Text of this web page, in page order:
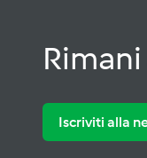
Rimani
Iscriviti alla